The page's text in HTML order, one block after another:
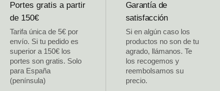
Portes gratis a partir
de 150€
Tarifa única de 5€ por
envío. Si tu pedido es
superior a 150€ los
portes son gratis. Solo
para España
(península)
Garantía de
satisfacción
Si en algún caso los
productos no son de tu
agrado, llámanos. Te
los recogemos y
reembolsamos su
precio.